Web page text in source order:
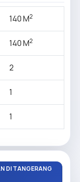
140 M2
140 M2
2
1
1
DI TANGERANG